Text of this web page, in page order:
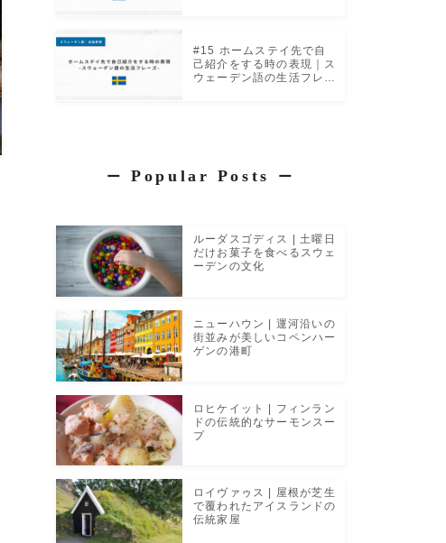
#15 ホームステイ先で自
己紹介をする時の表現｜ス
ウェーデン語の生活フレー
ー Popular Posts ー
ルーダスゴディス | 土曜日
だけお菓子を食べるスウェ
ーデンの文化
ニューハウン | 運河沿いの
街並みが美しいコペンハー
ゲンの港町
ロヒケイット | フィンラン
ドの伝統的なサーモンスー
プ
ロイヴァゥス | 屋根が芝生
で覆われたアイスランドの
伝統家屋